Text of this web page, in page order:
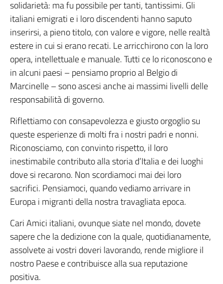
solidarietà: ma fu possibile per tanti, tantissimi. Gli
italiani emigrati e i loro discendenti hanno saputo
inserirsi, a pieno titolo, con valore e vigore, nelle realtà
estere in cui si erano recati. Le arricchirono con la loro
opera, intellettuale e manuale. Tutti ce lo riconoscono e
in alcuni paesi – pensiamo proprio al Belgio di
Marcinelle – sono ascesi anche ai massimi livelli delle
responsabilità di governo.
Riflettiamo con consapevolezza e giusto orgoglio su
queste esperienze di molti fra i nostri padri e nonni.
Riconosciamo, con convinto rispetto, il loro
inestimabile contributo alla storia d’Italia e dei luoghi
dove si recarono. Non scordiamoci mai dei loro
sacrifici. Pensiamoci, quando vediamo arrivare in
Europa i migranti della nostra travagliata epoca.
Cari Amici italiani, ovunque siate nel mondo, dovete
sapere che la dedizione con la quale, quotidianamente,
assolvete ai vostri doveri lavorando, rende migliore il
nostro Paese e contribuisce alla sua reputazione
positiva.